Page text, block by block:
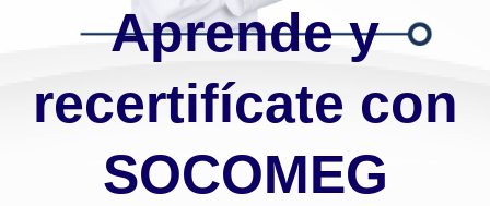
Aprende y
recertifícate con
SOCOMEG